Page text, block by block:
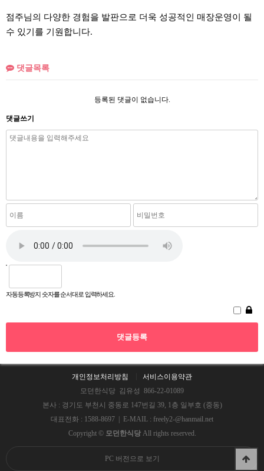
점주님의 다양한 경험을 발판으로 더욱 성공적인 매장운영이 될
수 있기를 기원합니다.
댓글목록
등록된 댓글이 없습니다.
댓글쓰기
자동등록방지 숫자를 순서대로 입력하세요.
개인정보처리방침
서비스이용약관
모던한식당 김유성 866-22-01089
본사 : 경기도 부천시 중동로 147번길 39, 1층 일부호 (중동)
대표전화 : 1588-8697 | E-MAIL : freely2-@hanmail.net
Copyright © 모던한식당All rights reserved.
PC 버전으로 보기